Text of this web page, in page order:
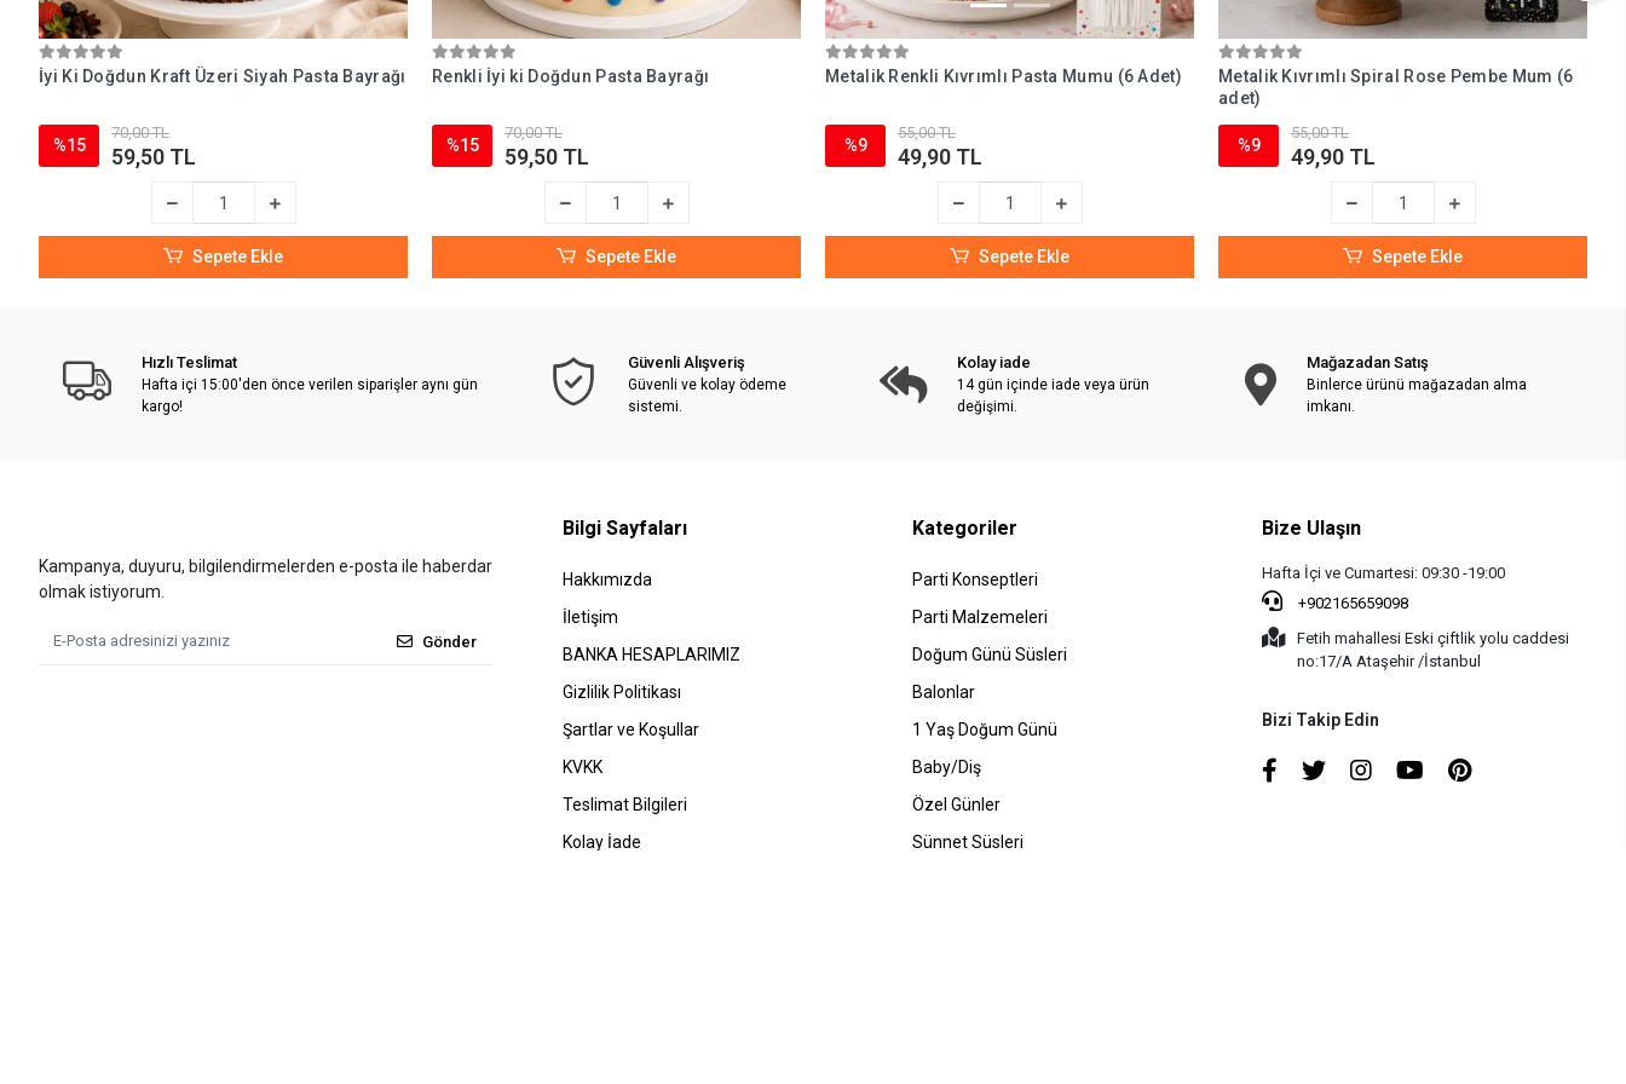
İyi Ki Doğdun Kraft Üzeri Siyah Pasta Bayrağı
%15
70,00 TL
59,50 TL
Sepete Ekle
Renkli İyi ki Doğdun Pasta Bayrağı
%15
70,00 TL
59,50 TL
Sepete Ekle
Metalik Renkli Kıvrımlı Pasta Mumu (6 Adet)
%9
55,00 TL
49,90 TL
Sepete Ekle
Metalik Kıvrımlı Spiral Rose Pembe Mum (6
adet)
%9
55,00 TL
49,90 TL
Sepete Ekle
Hızlı Teslimat
Hafta içi 15:00'den önce verilen siparişler aynı gün
kargo!
Güvenli Alışveriş
Güvenli ve kolay ödeme
sistemi.
Kolay iade
14 gün içinde iade veya ürün
değişimi.
Mağazadan Satış
Binlerce ürünü mağazadan alma
imkanı.
Kampanya, duyuru, bilgilendirmelerden e-posta ile haberdar
olmak istiyorum.
Gönder
Bilgi Sayfaları
Hakkımızda
İletişim
BANKA HESAPLARIMIZ
Gizlilik Politikası
Şartlar ve Koşullar
KVKK
Teslimat Bilgileri
Kolay İade
Kategoriler
Parti Konseptleri
Parti Malzemeleri
Doğum Günü Süsleri
Balonlar
1 Yaş Doğum Günü
Baby/Diş
Özel Günler
Sünnet Süsleri
Bize Ulaşın
Hafta İçi ve Cumartesi: 09:30 -19:00
+902165659098
Fetih mahallesi Eski çiftlik yolu caddesi
no:17/A Ataşehir /İstanbul
Bizi Takip Edin